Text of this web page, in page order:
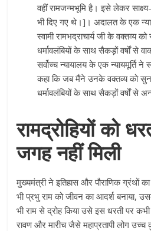
वहीं रामजन्मभूमि है। इसे लेकर
भी दिए गए थे।]। अदालत के एक
स्वामी रामभद्राचार्य जी के वक्तव्य
धर्मावलंबियों के साथ सैकड़ों वर्षों से
सर्वोच्च न्यायालय के एक न्यायमूर्ति ने
कहा कि जब मैंने उनके वक्तव्य को
धर्मावलंबियों के साथ सैकड़ों वर्षों से
रामद्रोहियों को
जगह नहीं मिली
मुख्यमंत्री ने इतिहास और पौराणिक ग्रंथों
भी प्रभु राम को जीवन का आदर्श बनाया,
भी राम से द्रोह किया उसे इस धरती पर
रावण और मारीच जैसे महाप्रतापी लोग